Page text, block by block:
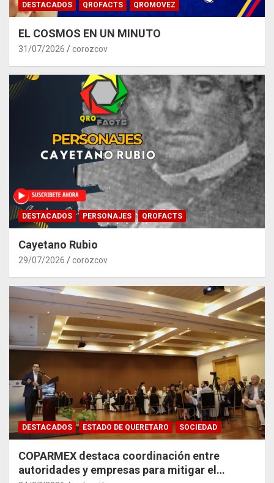
DESTACADOS QROFACTS QROMOVEZ
EL COSMOS EN UN MINUTO
31/07/2026 corozcov
DESTACADOS PERSONAJES QROFACTS
Cayetano Rubio
29/07/2026 corozcov
DESTACADOS ESTADO DE QUERETARO SOCIEDAD
COPARMEX destaca coordinación entre
autoridades y empresas para mitigar el